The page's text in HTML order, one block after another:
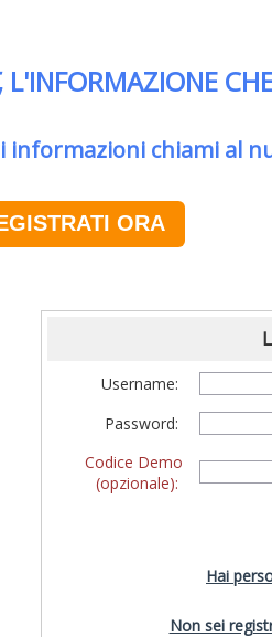
L'INFORMAZIONE
informazioni chiami al
ORA
Username:
Password:
Codice Demo
(opzionale):
Hai
Non sei